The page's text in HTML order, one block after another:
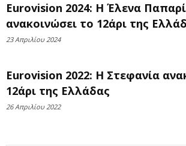
Eurovision 2024: Η Έλενα
ανακοινώσει το 12άρι της
23 Απριλίου 2024
Eurovision 2022: Η Στεφανία
12άρι της Ελλάδας
26 Απριλίου 2022